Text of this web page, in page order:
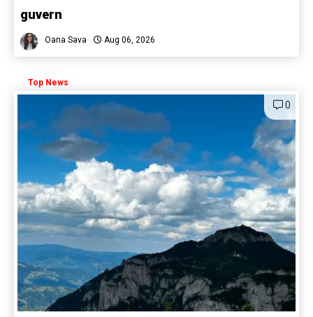
guvern
Oana Sava Aug 06, 2026
Top News
0